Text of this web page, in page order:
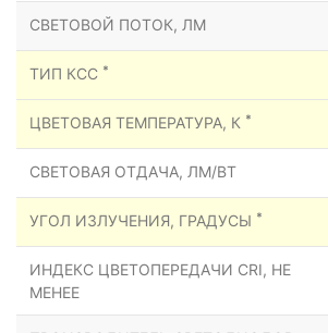
СВЕТОВОЙ ПОТОК, ЛМ
ТИП КСС *
ЦВЕТОВАЯ ТЕМПЕРАТУРА, К *
СВЕТОВАЯ ОТДАЧА, ЛМ/ВТ
УГОЛ ИЗЛУЧЕНИЯ, ГРАДУСЫ *
ИНДЕКС ЦВЕТОПЕРЕДАЧИ CRI, НЕ
МЕНЕЕ